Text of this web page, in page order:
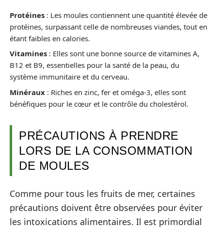
Protéines : Les moules contiennent une quantité élevée de
protéines, surpassant celle de nombreuses viandes, tout en
étant faibles en calories.
Vitamines : Elles sont une bonne source de vitamines A,
B12 et B9, essentielles pour la santé de la peau, du
système immunitaire et du cerveau.
Minéraux : Riches en zinc, fer et oméga-3, elles sont
bénéfiques pour le cœur et le contrôle du cholestérol.
PRÉCAUTIONS À PRENDRE
LORS DE LA CONSOMMATION
DE MOULES
Comme pour tous les fruits de mer, certaines
précautions doivent être observées pour éviter
les intoxications alimentaires. Il est primordial